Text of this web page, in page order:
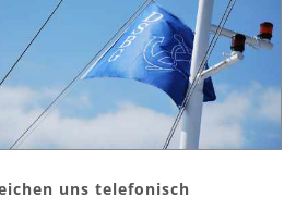
uns telefonisch